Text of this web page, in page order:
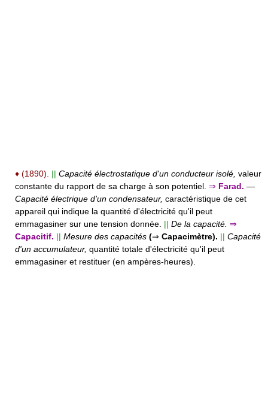
♦ (1890). || Capacité électrostatique d'un conducteur isolé, valeur
constante du rapport de sa charge à son potentiel. ⇒ Farad. —
Capacité électrique d'un condensateur, caractéristique de cet
appareil qui indique la quantité d'électricité qu'il peut
emmagasiner sur une tension donnée. || De la capacité. ⇒
Capacitif. || Mesure des capacités (⇒ Capacimètre). || Capacité
d'un accumulateur, quantité totale d'électricité qu'il peut
emmagasiner et restituer (en ampères-heures).